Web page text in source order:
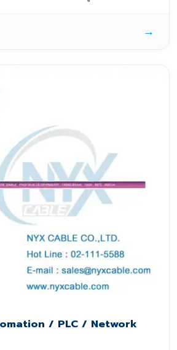
→
/ PLC / Network